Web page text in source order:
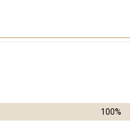
100%